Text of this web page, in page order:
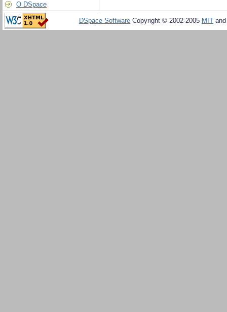
О DSpace
DSpace Software Copyright © 2002-2005 MIT